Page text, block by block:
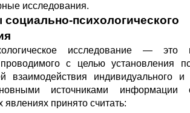
исследования.
психологического
исследование — это
с целью установления
взаимодействия индивидуального и
источниками информации
явлениях принято считать: